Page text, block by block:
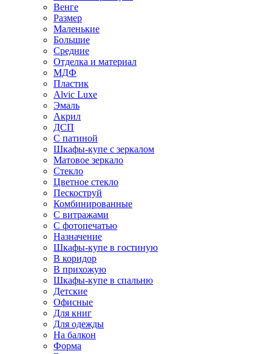
Венге
Размер
Маленькие
Большие
Средние
Отделка и материал
МДФ
Пластик
Alvic Luxe
Эмаль
Акрил
ДСП
С патиной
Шкафы-купе с зеркалом
Матовое зеркало
Стекло
Цветное стекло
Пескоструй
Комбинированные
С витражами
С фотопечатью
Назначение
Шкафы-купе в гостиную
В коридор
В прихожую
Шкафы-купе в спальню
Детские
Офисные
Для книг
Для одежды
На балкон
Форма